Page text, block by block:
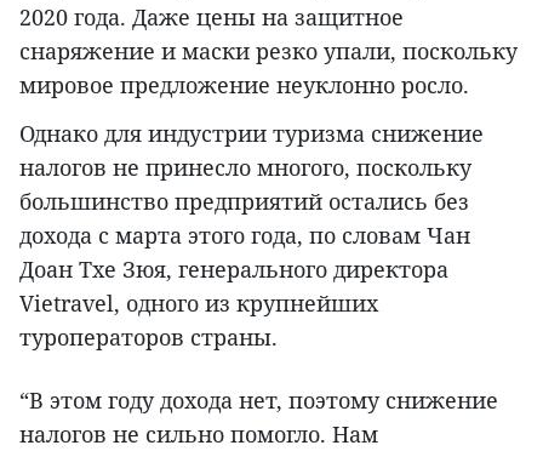
2020 года. Даже цены на защитное
снаряжение и маски резко упали, поскольку
мировое предложение неуклонно росло.
Однако для индустрии туризма снижение
налогов не принесло многого, поскольку
большинство предприятий остались без
дохода с марта этого года, по словам Чан
Доан Тхе Зюя, генерального директора
Vietravel, одного из крупнейших
туроператоров страны.
“В этом году дохода нет, поэтому снижение
налогов не сильно помогло. Нам